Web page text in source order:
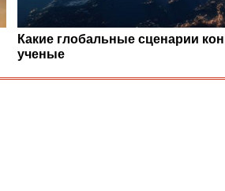
Какие глобальные сценарии
ученые